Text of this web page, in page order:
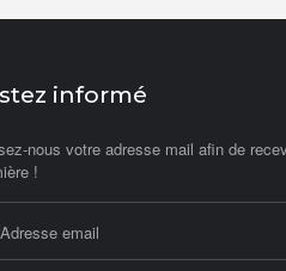
informé
nous votre adresse mail afin de
!
email